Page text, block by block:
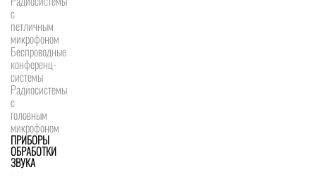
с
петличным
микрофоном
Беспроводные
конференц-
системы
Радиосистемы
с
головным
микрофоном
ПРИБОРЫ
ОБРАБОТКИ
ЗВУКА